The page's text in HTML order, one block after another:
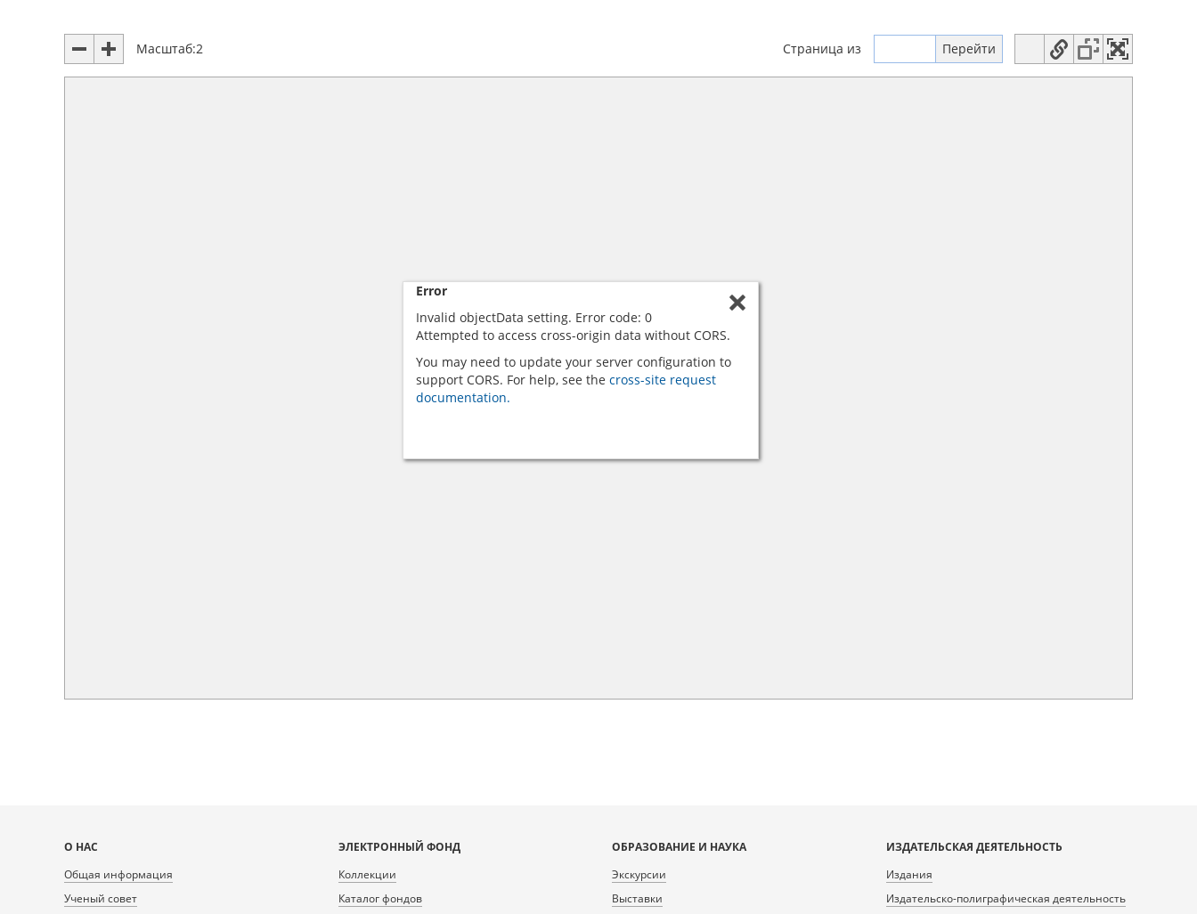
Масштаб:2 Страница из
Error
Invalid objectData setting. Error code: 0
Attempted to access cross-origin data without CORS.
You may need to update your server configuration to
support CORS. For help, see the cross-site request
documentation.
Карта
сайта
О НАС
Общая информация
Ученый совет
ЭЛЕКТРОННЫЙ ФОНД
Коллекции
Каталог фондов
ОБРАЗОВАНИЕ И НАУКА
Экскурсии
Выставки
ИЗДАТЕЛЬСКАЯ ДЕЯТЕЛЬНОСТЬ
Издания
Издательско-полиграфическая деятельность